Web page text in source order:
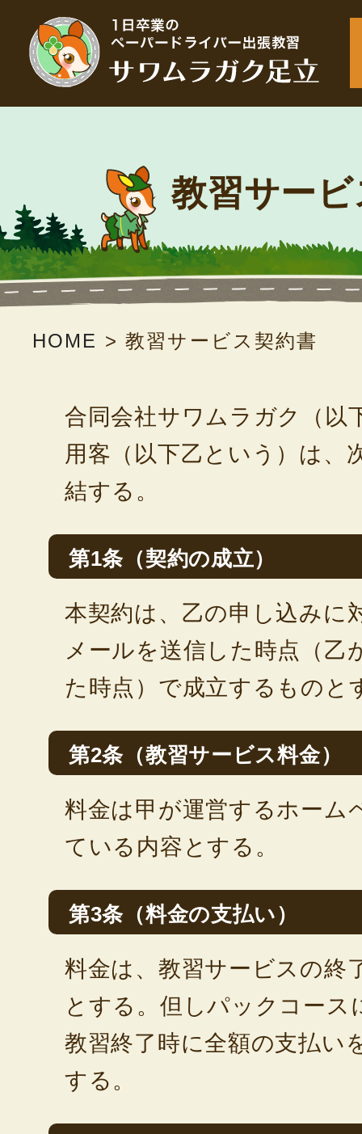
教習サー
HOME >教習サービス契約書
合同会社サワムラガク（以
用客（以下乙という）は、
結する。
第1条（契約の成立）
本契約は、乙の申し込みに
メールを送信した時点（乙
た時点）で成立するものと
第2条（教習サービス料金）
料金は甲が運営するホーム
ている内容とする。
第3条（料金の支払い）
料金は、教習サービスの終
とする。但しパックコース
教習終了時に全額の支払い
する。